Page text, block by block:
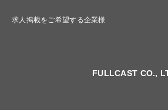
求人掲載をご希望する企業様
FULLCAST CO.,